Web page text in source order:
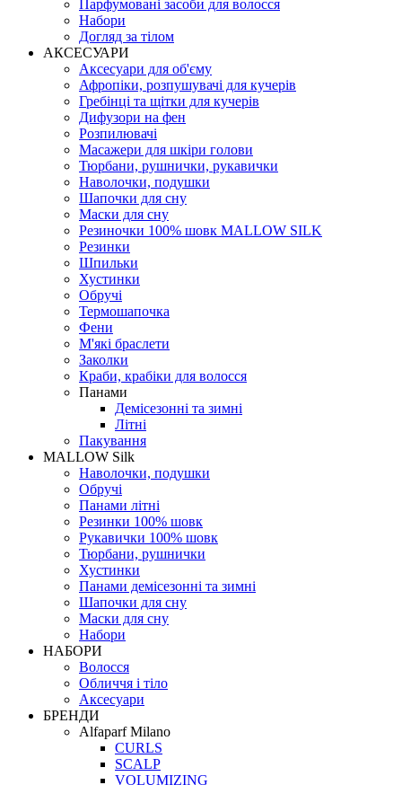
Парфумовані засоби для волосся
Набори
Догляд за тілом
АКСЕСУАРИ
Аксесуари для об'єму
Афропіки, розпушувачі для кучерів
Гребінці та щітки для кучерів
Дифузори на фен
Розпилювачі
Масажери для шкіри голови
Тюрбани, рушнички, рукавички
Наволочки, подушки
Шапочки для сну
Маски для сну
Резиночки 100% шовк MALLOW SILK
Резинки
Шпильки
Хустинки
Обручі
Термошапочка
Фени
М'які браслети
Заколки
Краби, крабіки для волосся
Панами
Демісезонні та зимні
Літні
Пакування
MALLOW Silk
Наволочки, подушки
Обручі
Панами літні
Резинки 100% шовк
Рукавички 100% шовк
Тюрбани, рушнички
Хустинки
Панами демісезонні та зимні
Шапочки для сну
Маски для сну
Набори
НАБОРИ
Волосся
Обличчя і тіло
Аксесуари
БРЕНДИ
Alfaparf Milano
CURLS
SCALP
VOLUMIZING